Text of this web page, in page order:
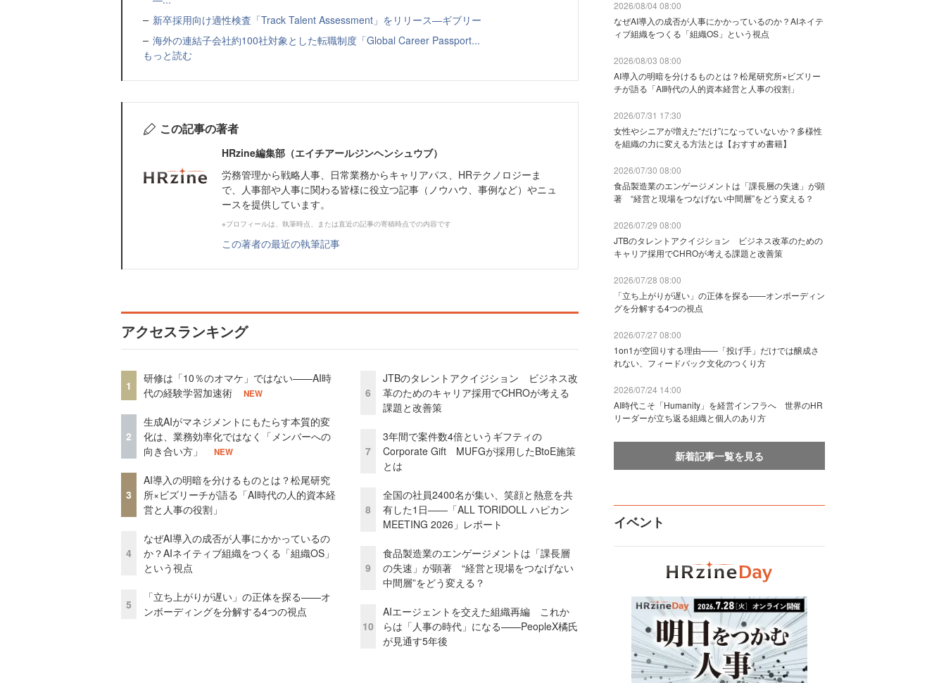
新卒採用向け適性検査「Track Talent Assessment」をリリース—ギブリー
海外の連結子会社約100社対象とした転職制度「Global Career Passport...
もっと読む
この記事の著者
HRzine編集部（エイチアールジンヘンシュウブ）
労務管理から戦略人事、日常業務からキャリアパス、HRテクノロジーま
で、人事部や人事に関わる皆様に役立つ記事（ノウハウ、事例など）やニュ
ースを提供しています。
※プロフィールは、執筆時点、または直近の記事の寄稿時点での内容です
この著者の最近の執筆記事
アクセスランキング
1
研修は「10％のオマケ」ではない——AI時
代の経験学習加速術
NEW
2
生成AIがマネジメントにもたらす本質的変
化は、業務効率化ではなく「メンバーへの
向き合い方」
NEW
3
AI導入の明暗を分けるものとは？松尾研究
所×ビズリーチが語る「AI時代の人的資本経
営と人事の役割」
4
なぜAI導入の成否が人事にかかっているの
か？AIネイティブ組織をつくる「組織OS」
という視点
5
「立ち上がりが遅い」の正体を探る——オ
ンボーディングを分解する4つの視点
6
JTBのタレントアクイジション ビジネス改
革のためのキャリア採用でCHROが考える
課題と改善策
7
3年間で案件数4倍というギフティの
Corporate Gift MUFGが採用したBtoE施策
とは
8
全国の社員2400名が集い、笑顔と熱意を共
有した1日――「ALL TORIDOLL ハピカン
MEETING 2026」レポート
9
食品製造業のエンゲージメントは「課長層
の失速」が顕著 “経営と現場をつなげない
中間層”をどう変える？
10
AIエージェントを交えた組織再編 これか
らは「人事の時代」になる——PeopleX橘氏
が見通す5年後
2026/08/04 08:00
なぜAI導入の成否が人事にかかっているのか？AIネイテ
ィブ組織をつくる「組織OS」という視点
2026/08/03 08:00
AI導入の明暗を分けるものとは？松尾研究所×ビズリー
チが語る「AI時代の人的資本経営と人事の役割」
2026/07/31 17:30
女性やシニアが増えた“だけ”になっていないか？多様性
を組織の力に変える方法とは【おすすめ書籍】
2026/07/30 08:00
食品製造業のエンゲージメントは「課長層の失速」が顕
著 “経営と現場をつなげない中間層”をどう変える？
2026/07/29 08:00
JTBのタレントアクイジション ビジネス改革のための
キャリア採用でCHROが考える課題と改善策
2026/07/28 08:00
「立ち上がりが遅い」の正体を探る——オンボーディン
グを分解する4つの視点
2026/07/27 08:00
1on1が空回りする理由——「投げ手」だけでは醸成さ
れない、フィードバック文化のつくり方
2026/07/24 14:00
AI時代こそ「Humanity」を経営インフラへ 世界のHR
リーダーが立ち返る組織と個人のあり方
新着記事一覧を見る
イベント